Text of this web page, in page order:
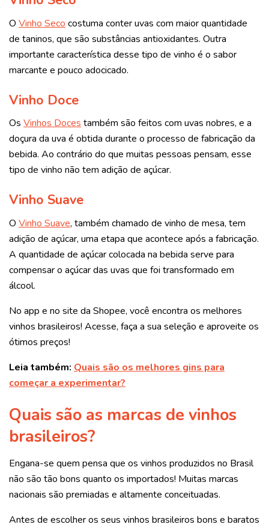
O Vinho Seco costuma conter uvas com maior quantidade
de taninos, que são substâncias antioxidantes. Outra
importante característica desse tipo de vinho é o sabor
marcante e pouco adocicado.
Vinho Doce
Os Vinhos Doces também são feitos com uvas nobres, e a
doçura da uva é obtida durante o processo de fabricação da
bebida. Ao contrário do que muitas pessoas pensam, esse
tipo de vinho não tem adição de açúcar.
Vinho Suave
O Vinho Suave, também chamado de vinho de mesa, tem
adição de açúcar, uma etapa que acontece após a fabricação.
A quantidade de açúcar colocada na bebida serve para
compensar o açúcar das uvas que foi transformado em
álcool.
No app e no site da Shopee, você encontra os melhores
vinhos brasileiros! Acesse, faça a sua seleção e aproveite os
ótimos preços!
Leia também: Quais são os melhores gins para
começar a experimentar?
Quais são as marcas de vinhos
brasileiros?
Engana-se quem pensa que os vinhos produzidos no Brasil
não são tão bons quanto os importados! Muitas marcas
nacionais são premiadas e altamente conceituadas.
Antes de escolher os seus vinhos brasileiros bons e baratos